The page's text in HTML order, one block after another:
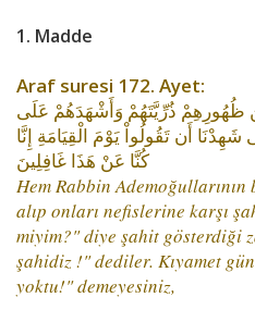
1. Madde
Araf suresi 172. Ayet:
ظُهُورِهِمْ ذُرِّيَّتَهُمْ وَأَشْهَدَهُمْ عَلَى
أَن تَقُولُواْ يَوْمَ الْقِيَامَةِ إِنَّا
كُنَّا عَنْ هَذَا غَافِلِينَ
Hem Rabbin
alıp onları nefislerine karşı
miyim?" diye şahit gösterdiği
şahidiz !" dediler. Kıyamet
yoktu!" demeyesiniz,